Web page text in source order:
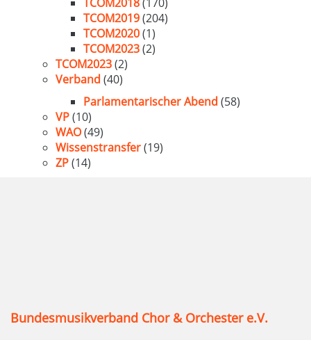
TCOM2019(204)
TCOM2020(1)
TCOM2023(2)
TCOM2023(2)
Verband (40)
Parlamentarischer Abend (58)
VP(10)
WAO(49)
Wissenstransfer(19)
ZP(14)
Bundesmusikverband Chor & Orchester e.V.